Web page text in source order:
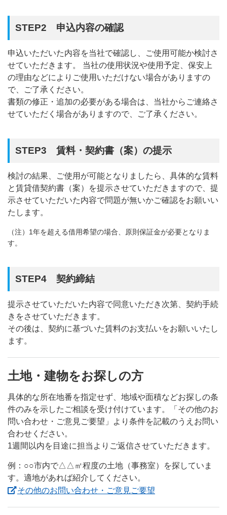
14条地図
DF：295KB]
（注）地積測量図、14条地図は法務局に備え付けられてい
ます。
地積測量図が備え付けられている場合は（1）の提出をお
願いします。
記のとおり図面の作成・ご提出をお願いします。
法務局、もしくはオンライン請求にて取得してく
STEP2 申込内容の確認
申込いただいた内容を当社で確認し、ご使用可能か検討さ
せていただきます。 当社の使用状況や使用予定、保安上
の理由などによりご使用いただけない場合がありますの
で、ご了承ください。
書類の修正・追加の必要がある場合は、当社からご連絡さ
せていただく場合がありますので、ご了承ください。
STEP3 賃料・契約書（案）の提示
検討の結果、ご使用が可能となりましたら、具体的な賃料
と賃貸借契約書（案）を提示させていただきますので、提
示させていただいた内容で問題が無いかご確認をお願いい
たします。
（注）1年を超える借用希望の場合、原則保証金が必要となりま
す。
STEP4 契約締結
提示させていただいた内容で同意いただき次第、契約手続
きをさせていただきます。
その後は、契約に基づいた賃料のお支払いをお願いいたし
ます。
土地・建物をお探しの方
具体的な所在地番を指定せず、地域や面積などお探しの条
件のみを示したご相談を受け付けています。「その他のお
問い合わせ・ご意見ご要望」より条件を記載のうえお問い
合わせください。
1週間以内を目途に担当よりご返信させていただきます。
例：○○市内で△△㎡程度の土地（事務室）を探していま
す。適地があれば紹介してください。
その他のお問い合わせ・ご意見ご要望